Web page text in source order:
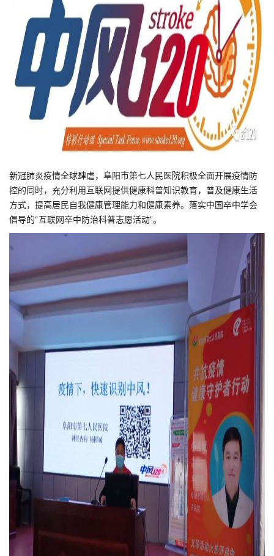
新冠肺炎疫情全球肆虐，阜阳市第七人民医院积极全面开展疫情防
控的同时，充分利用互联网提供健康科普知识教育，普及健康生活
方式，提高居民自我健康管理能力和健康素养。落实中国卒中学会
倡导的“互联网卒中防治科普志愿活动”。